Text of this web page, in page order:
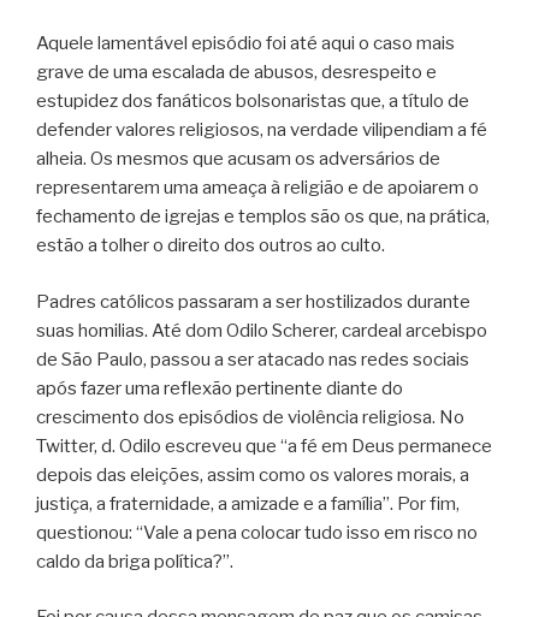
Aquele lamentável episódio foi até aqui o caso mais
grave de uma escalada de abusos, desrespeito e
estupidez dos fanáticos bolsonaristas que, a título de
defender valores religiosos, na verdade vilipendiam a fé
alheia. Os mesmos que acusam os adversários de
representarem uma ameaça à religião e de apoiarem o
fechamento de igrejas e templos são os que, na prática,
estão a tolher o direito dos outros ao culto.
Padres católicos passaram a ser hostilizados durante
suas homilias. Até dom Odilo Scherer, cardeal arcebispo
de São Paulo, passou a ser atacado nas redes sociais
após fazer uma reflexão pertinente diante do
crescimento dos episódios de violência religiosa. No
Twitter, d. Odilo escreveu que “a fé em Deus permanece
depois das eleições, assim como os valores morais, a
justiça, a fraternidade, a amizade e a família”. Por fim,
questionou: “Vale a pena colocar tudo isso em risco no
caldo da briga política?”.